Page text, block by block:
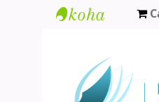
Agamenon
Magalhães